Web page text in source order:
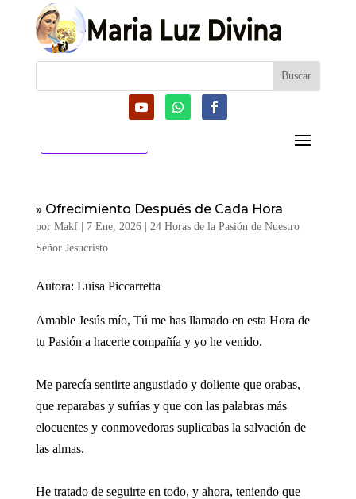
» Ofrecimiento Después de Cada Hora
por Makf| 7 Ene, 2026| 24 Horas de la Pasión de Nuestro
Señor Jesucristo
Autora: Luisa Piccarretta
Amable Jesús mío, Tú me has llamado en esta Hora de
tu Pasión a hacerte compañía y yo he venido.
Me parecía sentirte angustiado y doliente que orabas,
que reparabas y sufrías y que con las palabras más
elocuentes y conmovedoras suplicabas la salvación de
las almas.
He tratado de seguirte en todo, y ahora, teniendo que